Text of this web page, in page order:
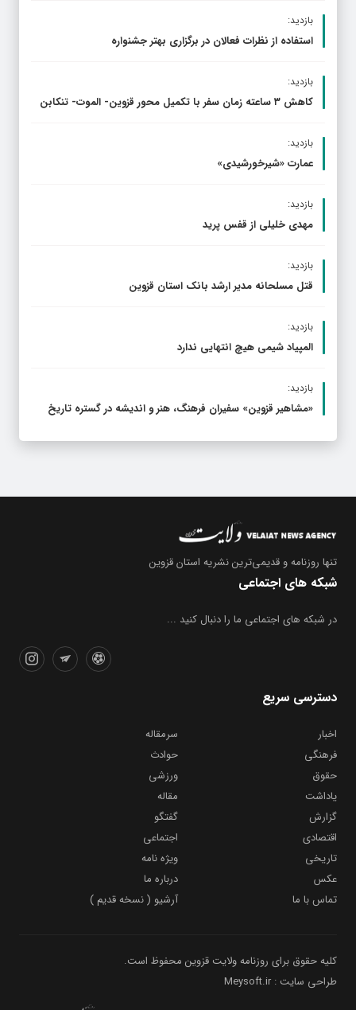
بازدید:
استفاده از نظرات فعالان در برگزاری بهتر جشنواره
بازدید:
کاهش ۳ ساعته زمان سفر با تکمیل محور قزوین- الموت- تنکابن
بازدید:
عمارت «شیرخورشیدی»
بازدید:
مهدی خلیلی از قفس پرید
بازدید:
قتل مسلحانه مدیر ارشد بانک استان قزوین
بازدید:
المپیاد شیمی هیچ انتهایی ندارد
بازدید:
«مشاهیر قزوین» سفیران فرهنگ، هنر و اندیشه در گستره تاریخ
تنها روزنامهو قدیمی‌ترین نشریه استان قزوین
شبکه های اجتماعی
در شبکه های اجتماعی ما را دنبال کنید ...
دسترسی سریع
اخبار
سرمقاله
فرهنگی
حوادث
حقوق
ورزشی
یاداشت
مقاله
گزارش
گفتگو
اقتصادی
اجتماعی
تاریخی
ویژه نامه
عکس
درباره ما
تماس با ما
آرشیو ( نسخه قدیم )
کلیه حقوق برای روزنامه ولایت قزوین محفوظ است.
طراحی سایت : Meysoft.ir